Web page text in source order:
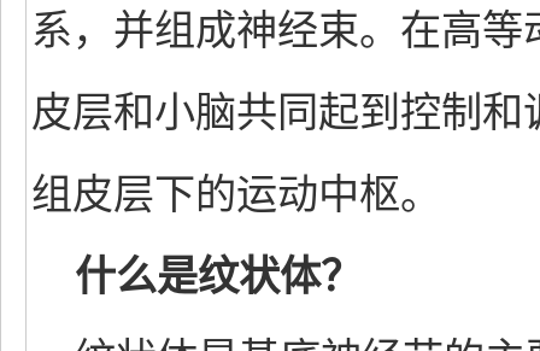
系，并组成神经束。在高
皮层和小脑共同起到控制
组皮层下的运动中枢。
什么是纹状体？